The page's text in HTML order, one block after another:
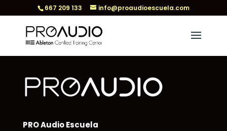
667 209 133 info@proaudioescuela.com
PRO Audio Escuela